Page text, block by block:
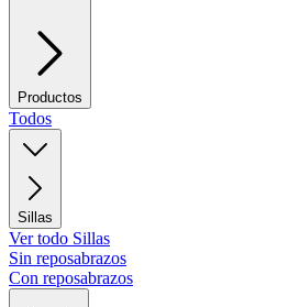
Productos
Todos
Sillas
Ver todo Sillas
Sin reposabrazos
Con reposabrazos